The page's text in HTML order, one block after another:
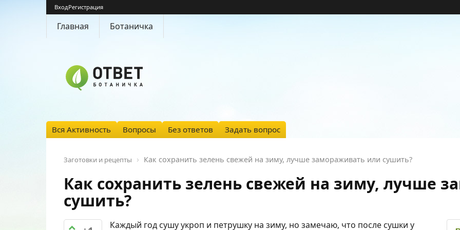
ВходРегистрация
Главная Ботаничка
Вся Активность Вопросы Без ответов Задать вопрос
Заготовки и рецепты Как сохранить зелень свежей на зиму, лучше замораживать или сушить?
Как сохранить зелень свежей на зиму, лучше
сушить?
Каждый год сушу укроп и петрушку на зиму, но замечаю, что после сушки у